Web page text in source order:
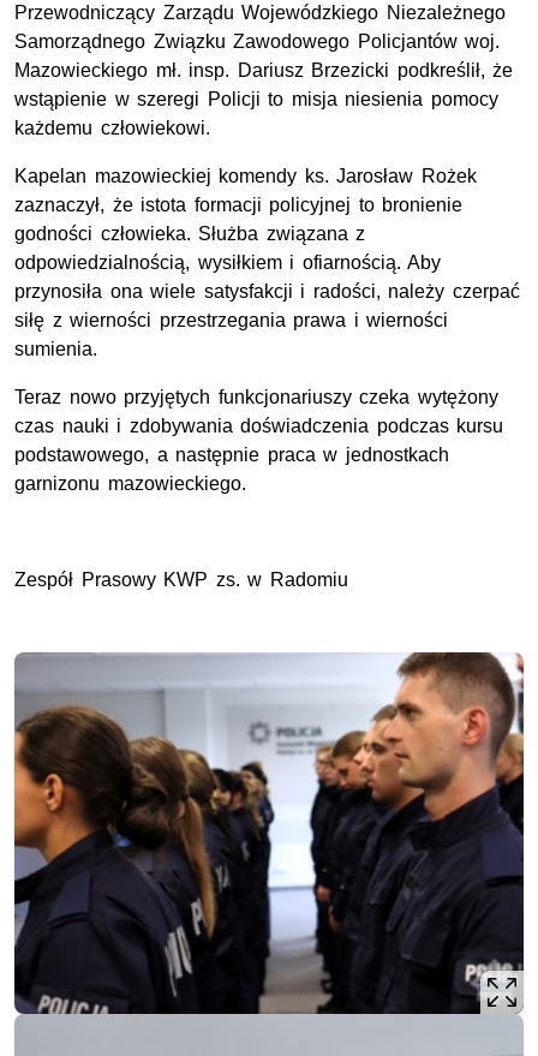
Przewodniczący Zarządu Wojewódzkiego Niezależnego
Samorządnego Związku Zawodowego Policjantów woj.
Mazowieckiego mł. insp. Dariusz Brzezicki podkreślił, że
wstąpienie w szeregi Policji to misja niesienia pomocy
każdemu człowiekowi.
Kapelan mazowieckiej komendy ks. Jarosław Rożek
zaznaczył, że istota formacji policyjnej to bronienie
godności człowieka. Służba związana z
odpowiedzialnością, wysiłkiem i ofiarnością. Aby
przynosiła ona wiele satysfakcji i radości, należy czerpać
siłę z wierności przestrzegania prawa i wierności
sumienia.
Teraz nowo przyjętych funkcjonariuszy czeka wytężony
czas nauki i zdobywania doświadczenia podczas kursu
podstawowego, a następnie praca w jednostkach
garnizonu mazowieckiego.
Zespół Prasowy KWP zs. w Radomiu